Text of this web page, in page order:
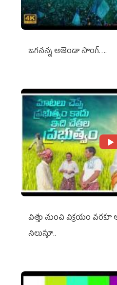
జగనన్న అజెండా సాంగ్….
విత్తు నుంచి విక్రయం
నిలుస్తూ..